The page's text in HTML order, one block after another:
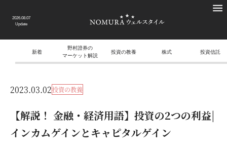
2026.08.07
Update
新着
野村證券の
マーケット解説
投資の教養 株式 投資信託
2023.03.02投資の教養
【解説！ 金融・経済用語】投資の2つの利益|
インカムゲインとキャピタルゲイン